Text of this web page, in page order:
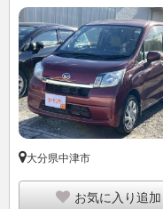
大分県中津市
お気に入り追加